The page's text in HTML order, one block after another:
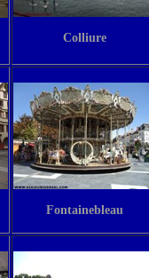
Colliure
Fontainebleau